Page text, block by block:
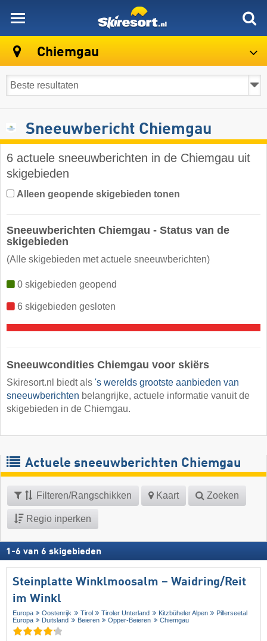
Chiemgau
Sneeuwbericht Chiemgau
6 actuele sneeuwberichten in de Chiemgau uit
skigebieden
Alleen geopende skigebieden tonen
Sneeuwberichten Chiemgau - Status van de
skigebieden
(Alle skigebieden met actuele sneeuwberichten)
0 skigebieden geopend
6 skigebieden gesloten
Sneeuwcondities Chiemgau voor skiërs
Skiresort.nl biedt als 's werelds grootste aanbieden van
sneeuwberichten belangrijke, actuele informatie vanuit de
skigebieden in de Chiemgau.
Actuele sneeuwberichten Chiemgau
Filteren/Rangschikken Kaart Zoeken
Regio inperken
1 -6 van 6 skigebieden
Steinplatte Winklmoosalm – Waidring/​Reit
im Winkl
Europa Oostenrijk Tirol Tiroler Unterland Kitzbüheler Alpen
Pillerseetal
Europa
Duitsland Beieren Opper-Beieren Chiemgau